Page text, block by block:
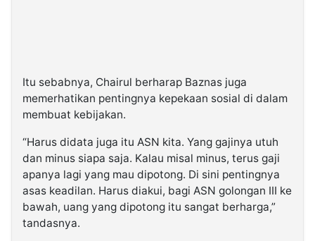
Itu sebabnya, Chairul berharap Baznas juga
memerhatikan pentingnya kepekaan sosial di dalam
membuat kebijakan.
“Harus didata juga itu ASN kita. Yang gajinya utuh
dan minus siapa saja. Kalau misal minus, terus gaji
apanya lagi yang mau dipotong. Di sini pentingnya
asas keadilan. Harus diakui, bagi ASN golongan III ke
bawah, uang yang dipotong itu sangat berharga,”
tandasnya.